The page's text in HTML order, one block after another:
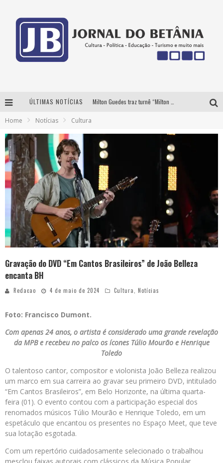
ÚLTIMAS NOTÍCIAS
Yan traz a turnê nacional do PagodYANdo para Belo Horizonte
Home Notícias Cultura
Gravação do DVD “Em Cantos Brasileiros” de João Belleza
encanta BH
Redacao 4 de maio de 2024 Cultura, Notícias
Foto: Francisco Dumont.
Com apenas 24 anos, o artista é considerado uma grande revelação
da MPB e recebeu no palco os ícones Túlio Mourão e Henrique
Toledo
O talentoso cantor, compositor e violonista João Belleza realizou
um marco em sua carreira ao gravar seu primeiro DVD, intitulado
“Em Cantos Brasileiros”, em Belo Horizonte, na última quarta-
feira (01). O evento contou com a participação especial dos
renomados músicos Túlio Mourão e Henrique Toledo, em um
espetáculo que encantou os presentes no Espaço Meet, que teve
sua lotação esgotada.
Com um repertório cuidadosamente selecionado o trabalhou